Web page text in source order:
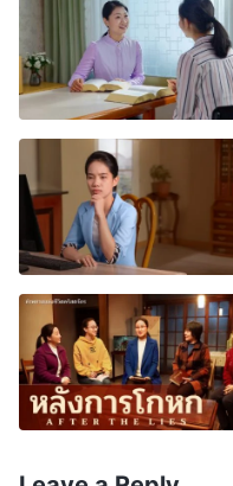
บอกผู้นำคริสตจักรโด
ฉันรายงานเรื่องนี้จริงๆ
เขาก็อาจจะขัดแข้งขัด
หน้าที่ก็ได้ ฉันทำการเ
สามเดือน ฉันเพิ่งทำห
ฉันจะมีโอกาสได้รับห
ว่า ‘ตะปูที่โผล่หัวขึ้นมา
ฉันไม่ควรพูดอะไร ฉัน
แล้วค่อยผสมโรง แบบ
ฉันอยากหลับตาข้างหนึ่